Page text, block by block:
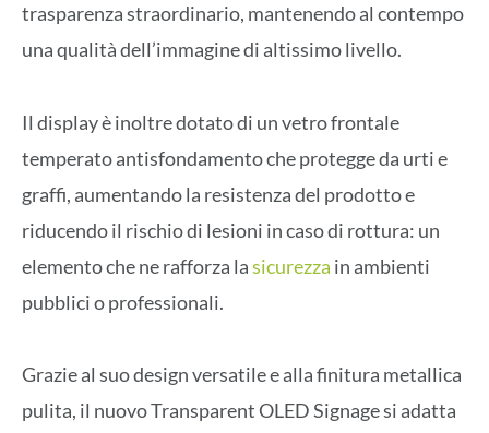
trasparenza straordinario, mantenendo al contempo
una qualità dell’immagine di altissimo livello.
Il display è inoltre dotato di un vetro frontale
temperato antisfondamento che protegge da urti e
graffi, aumentando la resistenza del prodotto e
riducendo il rischio di lesioni in caso di rottura: un
elemento che ne rafforza lasicurezza in ambienti
pubblici o professionali.
Grazie al suo design versatile e alla finitura metallica
pulita, il nuovo Transparent OLED Signage si adatta